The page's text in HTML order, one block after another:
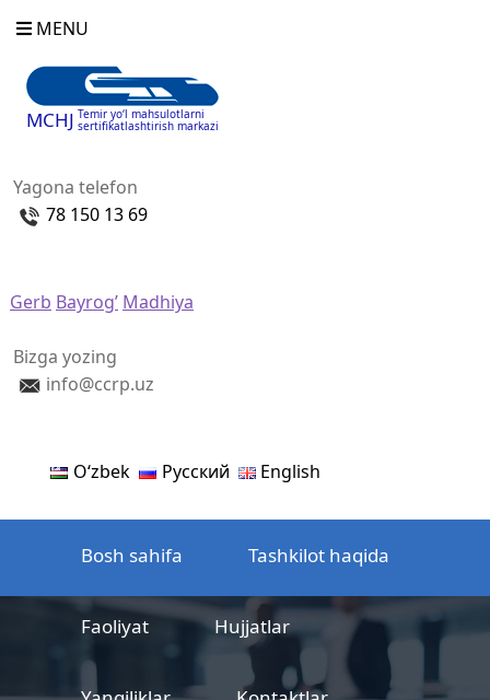
MENU
MCHJ Temir yo‘l mahsulotlarni
sertifikatlashtirish markazi
Yagona telefon
78 150 13 69
Gerb Bayrog’ Madhiya
Bizga yozing
info@ccrp.uz
Oʻzbek Русский English
Bosh sahifa Tashkilot haqida
Faoliyat Hujjatlar